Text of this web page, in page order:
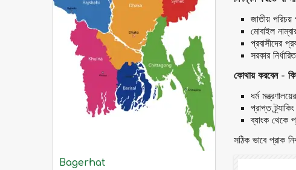
Bagerhat
জাতীয় পরিচয়
মোবাইল
প্রবাসীদের
সরকার
কোথায় করবেন -
ধর্ম
প্রাপ্ত
ব্যাংক থেকে
সঠিক ভাবে প্রাক